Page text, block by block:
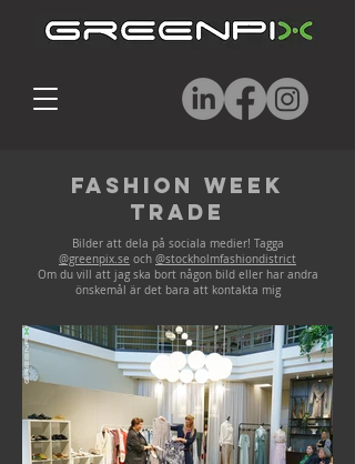
Fashion Week
Trade
Bilder att dela på sociala medier! Tagga
@greenpix.se och @stockholmfashiondistrict
Om du vill att jag ska bort någon bild eller har andra
önskemål är det bara att kontakta mig